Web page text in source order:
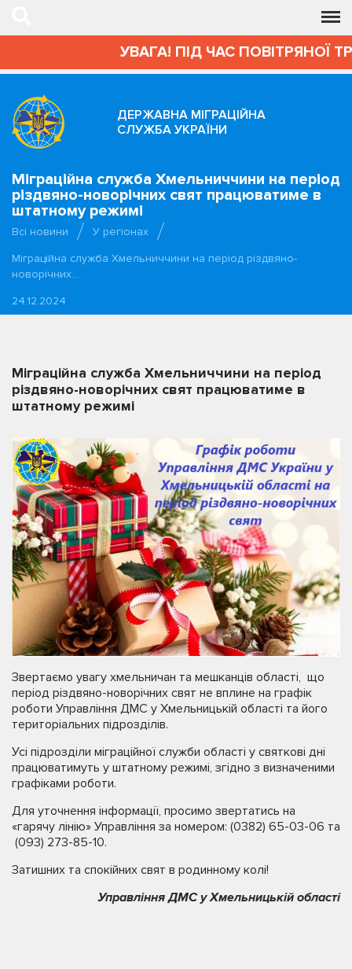
УВАГА! ПІД ЧАС ПОВІТРЯНОЇ
ДЕРЖАВНА МІГРАЦІЙНА
СЛУЖБА УКРАЇНИ
Міграційна служба Хмельниччини на період
різдвяно-новорічних свят працюватиме в
штатному режимі
Всі новини
У регіонах
Міграційна служба Хмельниччини на період різдвяно-
новорічних…
24.12.2024
Міграційна служба Хмельниччини на період
різдвяно-новорічних свят працюватиме в
штатному режимі
Звертаємо увагу хмельничан та мешканців області, що
період різдвяно-новорічних свят не вплине на графік
роботи Управління ДМС у Хмельницькій області та його
територіальних підрозділів.
Усі підрозділи міграційної служби області у святкові дні
працюватимуть у штатному режимі, згідно з визначеними
графіками роботи.
Для уточнення інформації, просимо звертатись на
«гарячу лінію» Управління за номером: (0382) 65-03-06 та
(093) 273-85-10.
Затишних та спокійних свят в родинному колі!
Управління ДМС у Хмельницькій області